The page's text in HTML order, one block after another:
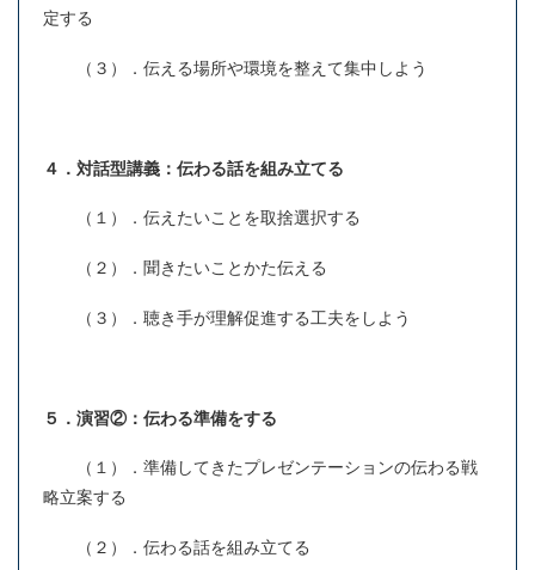
定する
（３）．伝える場所や環境を整えて集中しよう
４．対話型講義：伝わる話を組み立てる
（１）．伝えたいことを取捨選択する
（２）．聞きたいことかた伝える
（３）．聴き手が理解促進する工夫をしよう
５．演習②：伝わる準備をする
（１）．準備してきたプレゼンテーションの伝わる戦
略立案する
（２）．伝わる話を組み立てる